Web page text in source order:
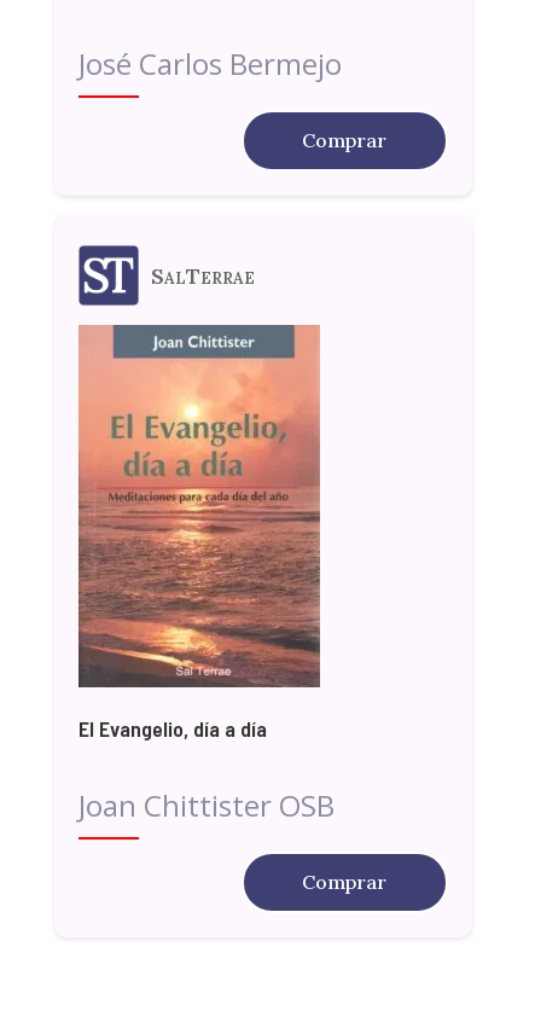
José Carlos Bermejo
Comprar
SalTerrae
El Evangelio, día a día
Joan Chittister OSB
Comprar